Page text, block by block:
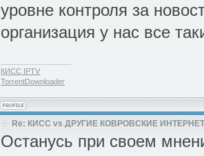
уровне контроля за
организация у нас все
КИСС IPTV
TorrentDownloader
Re: КИСС vs ДРУГИЕ КОВРОВСКИЕ
Останусь при своем